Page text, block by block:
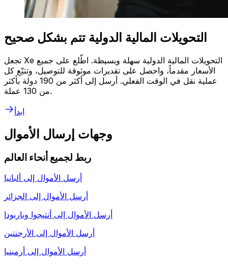
التحويلات المالية الدولية تتم بشكل صحيح
تجعل Xe التحويلات المالية الدولية سهلة وبسيطة. اطّلع على جميع
الأسعار مقدماً، واحصل على تقديرات موثوقة للتوصيل، وتتبّع كل
عملية نقل في الوقت الفعلي. أرسل إلى أكثر من 190 دولة بأكثر
من 130 عملة.
ابدأ
وجهات إرسال الأموال
ربط لجميع أنحاء العالم
أرسل الأموال إلى ألبانيا
أرسل الأموال إلى الجزائر
أرسل الأموال إلى أنتيجوا وباربودا
أرسل الأموال إلى الأرجنتين
أرسل الأموال إلى أرمينيا